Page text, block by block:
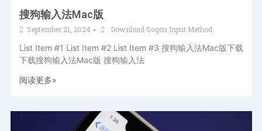
搜狗输入法Mac版
September 21, 2024 • Download Sogou Input Method
List Item #1 List Item #2 List Item #3 搜狗输入法Mac版下载
下载搜狗输入法Mac版 搜狗输入法
阅读更多»